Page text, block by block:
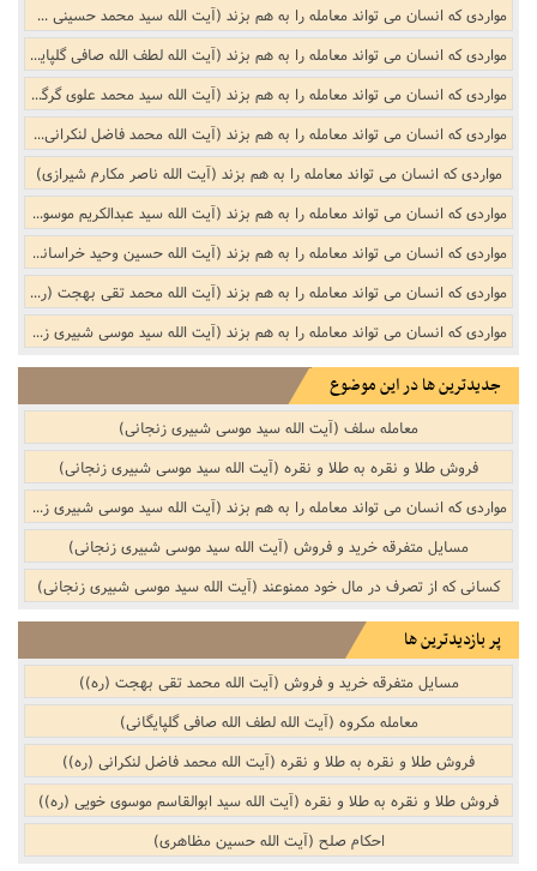
مواردی که انسان می تواند معامله را به هم بزند (آیت الله سید محمد حسینی شاهرودی)
مواردی که انسان می تواند معامله را به هم بزند (آیت الله لطف الله صافی گلپایگانی)
مواردی که انسان می تواند معامله را به هم بزند (آیت الله سید محمد علوی گرگانی)
مواردی که انسان می تواند معامله را به هم بزند (آیت الله محمد فاضل لنکرانی (ره))
مواردی که انسان می تواند معامله را به هم بزند (آیت الله ناصر مکارم شیرازی)
مواردی که انسان می تواند معامله را به هم بزند (آیت الله سید عبدالکریم موسوی اردبیلی)
مواردی که انسان می تواند معامله را به هم بزند (آیت الله حسین وحید خراسانی)
مواردی که انسان می تواند معامله را به هم بزند (آیت الله محمد تقی بهجت (ره))
مواردی که انسان می تواند معامله را به هم بزند (آیت الله سید موسی شبیری زنجانی)
جدیدترین ها در این موضوع
معامله سلف (آیت الله سید موسی شبیری زنجانی)
فروش طلا و نقره به طلا و نقره (آیت الله سید موسی شبیری زنجانی)
مواردی که انسان می تواند معامله را به هم بزند (آیت الله سید موسی شبیری زنجانی)
مسایل متفرقه خرید و فروش‌‌ (آیت الله سید موسی شبیری زنجانی)
کسانى که از تصرف در مال خود ممنوعند (آیت الله سید موسی شبیری زنجانی)
پر بازدیدترین ها
مسایل متفرقه خرید و فروش‌‌ (آیت الله محمد تقی بهجت (ره))
معامله مکروه (آیت الله لطف الله صافی گلپایگانی)
فروش طلا و نقره به طلا و نقره (آیت الله محمد فاضل لنکرانی (ره))
فروش طلا و نقره به طلا و نقره (آیت الله سید ابوالقاسم موسوی خویی (ره))
احکام صلح (آیت الله حسین مظاهری)